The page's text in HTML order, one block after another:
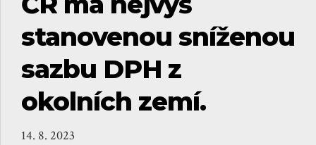
stanovenou sníženou
sazbu DPH z
okolních zemí.
14. 8. 2023